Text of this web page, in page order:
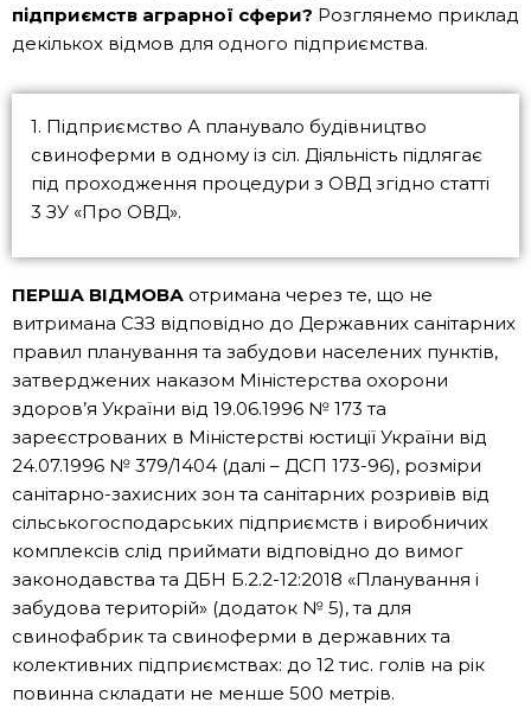
підприємств аграрної сфери? Розглянемо приклад
декількох відмов для одного підприємства.
1. Підприємство А планувало будівництво
свиноферми в одному із сіл. Діяльність підлягає
під проходження процедури з ОВД згідно статті
3 ЗУ «Про ОВД».
ПЕРША ВІДМОВА отримана через те, що не
витримана СЗЗ відповідно до Державних санітарних
правил планування та забудови населених пунктів,
затверджених наказом Міністерства охорони
здоров’я України від 19.06.1996 № 173 та
зареєстрованих в Міністерстві юстиції України від
24.07.1996 № 379/1404 (далі – ДСП 173-96), розміри
санітарно-захисних зон та санітарних розривів від
сільськогосподарських підприємств і виробничих
комплексів слід приймати відповідно до вимог
законодавства та ДБН Б.2.2-12:2018 «Планування і
забудова територій» (додаток № 5), та для
свинофабрик та свиноферми в державних та
колективних підприємствах: до 12 тис. голів на рік
повинна складати не менше 500 метрів.